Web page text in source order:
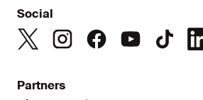
Social
Partners